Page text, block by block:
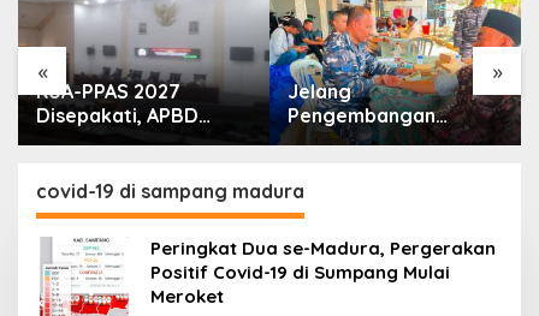
« »
KUA-PPAS 2027
Disepakati, APBD
Sampang Defisit Rp
Jelang
Pengembangan
Lapangan Hidayah,
Madura II Perkuat
Sinergi dengan
covid-19 di sampang madura
Peringkat Dua se-Madura, Pergerakan
Positif Covid-19 di Sumpang Mulai
Meroket